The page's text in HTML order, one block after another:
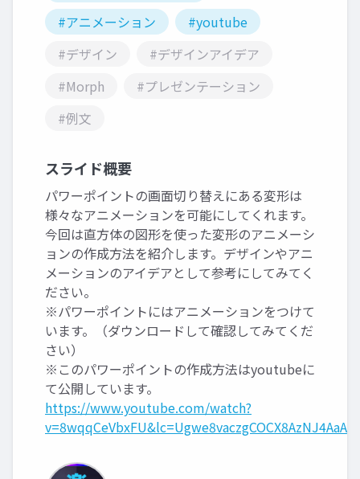
#アニメーション
#youtube
#デザイン
#デザインアイデア
#Morph
#プレゼンテーション
#例文
スライド概要
パワーポイントの画面切り替えにある変形は
様々なアニメーションを可能にしてくれます。
今回は直方体の図形を使った変形のアニメーシ
ョンの作成方法を紹介します。デザインやアニ
メーションのアイデアとして参考にしてみてく
ださい。
※パワーポイントにはアニメーションをつけて
います。（ダウンロードして確認してみてくだ
さい）
※このパワーポイントの作成方法はyoutubeに
て公開しています。
https://www.youtube.com/watch?